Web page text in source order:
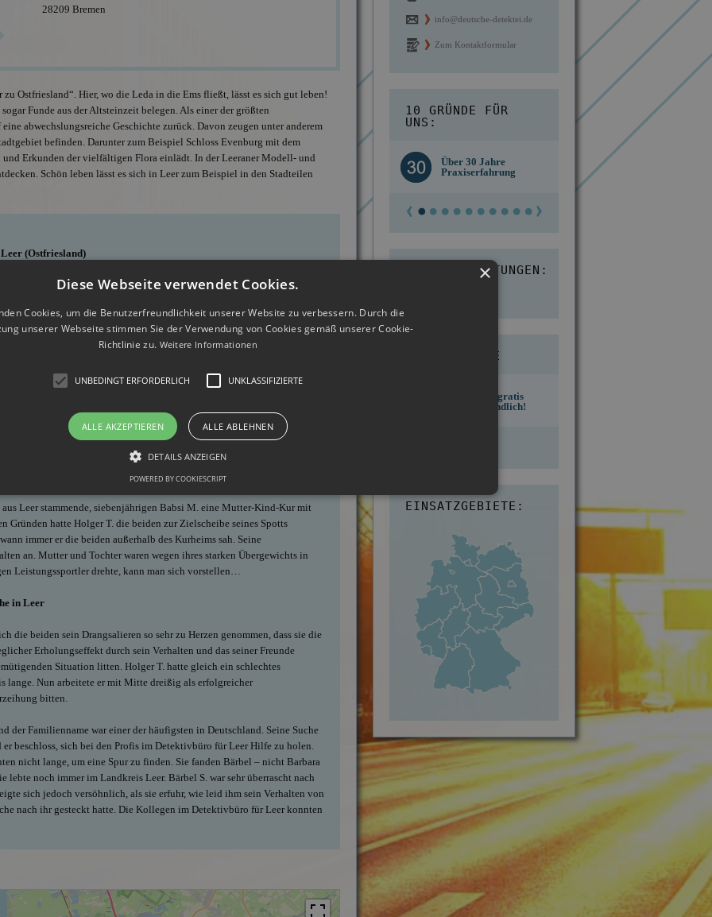
28209 Bremen
zu Ostfriesland“. Hier, wo die Leda in die Ems fließt, lässt es sich gut leben!
Funde aus der Altsteinzeit belegen. Als einer der größten
abwechslungsreiche Geschichte zurück. Davon zeugen unter anderem
befinden. Darunter zum Beispiel Schloss Evenburg mit dem
und Erkunden der vielfältigen Flora einlädt. In der Leeraner Modell- und
Schön leben lässt es sich in Leer zum Beispiel in den Stadteilen
(Ostfriesland)
gehört auch für das Detektivbüro für Leer die Personensuche zu
Verdacht, dass eine Person über achtzehn Jahren sich in einer
Handhabe, einen Vermissten zu suchen. Nicht immer ist der
Vielleicht geht es nur darum, dass man gerne eine Schulfreundin
Heirat geändert hat. Wenn Sie sich fragen: „Wo finde ich vermisste
bisher ins Leere ging, dann helfen Ihnen Detektive professionell und
T. (Namen von der Redaktion geändert) an unsere Detektei für Leer.
mit einer vermissten Kindheitsfreundin auszutauschen. Ihn
sich endlich zu entschuldigen, auf der Suche nach Babsi M. aus Leer an.
mit seiner Mannschaft im Trainingslager für die Junioren-
Leer stammende, siebenjährigen Babsi M. eine Mutter-Kind-Kur mit
Gründen hatte Holger T. die beiden zur Zielscheibe seines Spotts
immer er die beiden außerhalb des Kurheims sah. Seine
an. Mutter und Tochter waren wegen ihres starken Übergewichts in
Leistungssportler drehte, kann man sich vorstellen…
in Leer
die beiden sein Drangsalieren so sehr zu Herzen genommen, dass sie die
Erholungseffekt durch sein Verhalten und das seiner Freunde
Situation litten. Holger T. hatte gleich ein schlechtes
lange. Nun arbeitete er mit Mitte dreißig als erfolgreicher
bitten.
der Familienname war einer der häufigsten in Deutschland. Seine Suche
beschloss, sich bei den Profis im Detektivbüro für Leer Hilfe zu holen.
nicht lange, um eine Spur zu finden. Sie fanden Bärbel – nicht Barbara
lebte noch immer im Landkreis Leer. Bärbel S. war sehr überrascht nach
sich jedoch versöhnlich, als sie erfuhr, wie leid ihm sein Verhalten von
nach ihr gesteckt hatte. Die Kollegen im Detektivbüro für Leer konnten
info@deutsche-detektei.de
Zum Kontaktformular
10 GRÜNDE FÜR
UNS:
Offizielles Mitglied des
BDD, Anschluss an IKD
Über 30 Jahre
Praxiserfahrung
Kostengünstige
KUNDENBEWERTUNGEN:
ONLINE HILFE
Erste Hilfe - gratis
und unverbindlich!
EINSATZGEBIETE:
×
Diese Webseite verwendet Cookies.
Cookies, um die Benutzerfreundlichkeit unserer Website zu verbessern. Durch die
unserer Webseite stimmen Sie der Verwendung von Cookies gemäß unserer Cookie-
Richtlinie zu. Weitere Informationen
UNBEDINGT ERFORDERLICH UNKLASSIFIZIERTE
ALLE AKZEPTIEREN ALLE ABLEHNEN
DETAILS ANZEIGEN
POWERED BY COOKIESCRIPT